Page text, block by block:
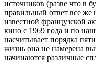
источников (разве что в
правильный ответ все же
известной французской
кино с 1969 года и по
насчитывает порядка
жизнь она не намерена
начинаются различные